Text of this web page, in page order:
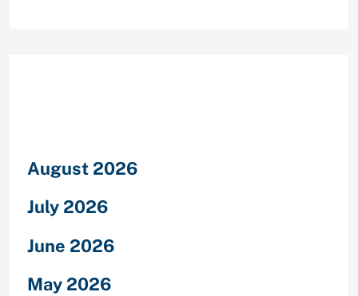
August 2026
July 2026
June 2026
May 2026